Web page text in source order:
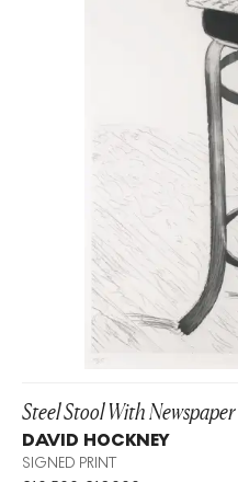
Steel Stool With Newspaper
DAVID HOCKNEY
SIGNED PRINT